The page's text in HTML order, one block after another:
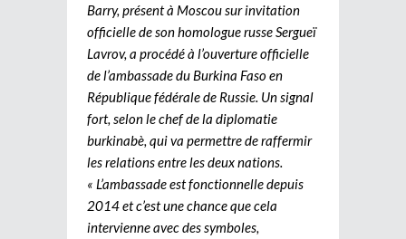
Barry, présent à Moscou sur invitation
officielle de son homologue russe Sergueï
Lavrov, a procédé à l’ouverture officielle
de l’ambassade du Burkina Faso en
République fédérale de Russie. Un signal
fort, selon le chef de la diplomatie
burkinabè, qui va permettre de raffermir
les relations entre les deux nations.
« L’ambassade est fonctionnelle depuis
2014 et c’est une chance que cela
intervienne avec des symboles,